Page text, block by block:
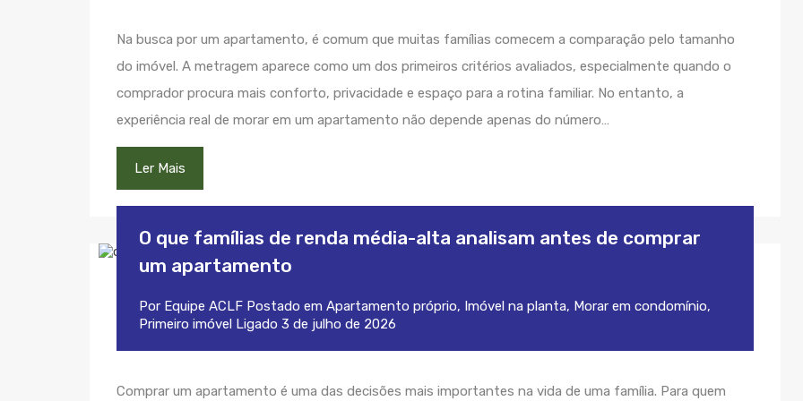
Na busca por um apartamento, é comum que muitas famílias comecem a comparação pelo tamanho
do imóvel. A metragem aparece como um dos primeiros critérios avaliados, especialmente quando o
comprador procura mais conforto, privacidade e espaço para a rotina familiar. No entanto, a
experiência real de morar em um apartamento não depende apenas do número…
Ler Mais
O que famílias de renda média-alta analisam antes de comprar
um apartamento
Por Equipe ACLF Postado em Apartamento próprio, Imóvel na planta, Morar em condomínio,
Primeiro imóvel Ligado 3 de julho de 2026
Comprar um apartamento é uma das decisões mais importantes na vida de uma família. Para quem